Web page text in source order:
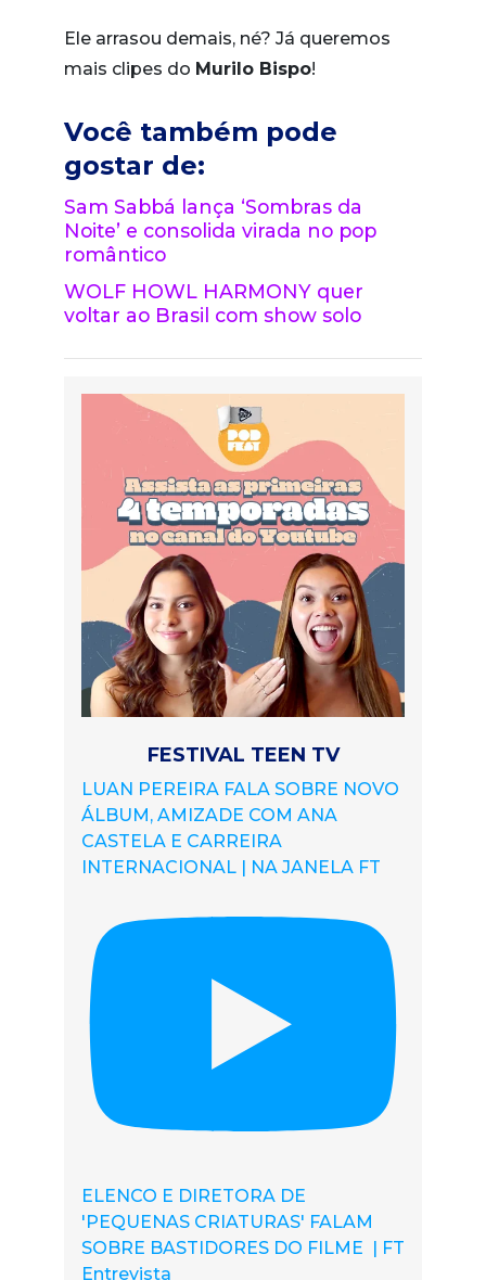
Ele arrasou demais, né? Já queremos
mais clipes do Murilo Bispo!
Você também pode
gostar de:
Sam Sabbá lança ‘Sombras da
Noite’ e consolida virada no pop
romântico
WOLF HOWL HARMONY quer
voltar ao Brasil com show solo
FESTIVAL TEEN TV
LUAN PEREIRA FALA SOBRE NOVO
ÁLBUM, AMIZADE COM ANA
CASTELA E CARREIRA
INTERNACIONAL | NA JANELA FT
ELENCO E DIRETORA DE
'PEQUENAS CRIATURAS' FALAM
SOBRE BASTIDORES DO FILME | FT
Entrevista